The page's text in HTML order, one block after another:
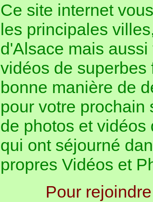
Ce site internet
les principales
d'Alsace mais
vidéos de
bonne manière de
pour votre prochain
de photos et vidéos
qui ont séjourné
propres Vidéos et
Pour